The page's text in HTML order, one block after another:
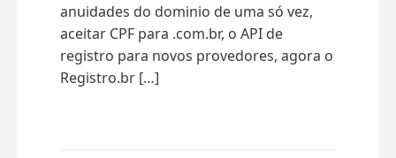
anuidades do dominio de uma só vez,
aceitar CPF para .com.br, o API de
registro para novos provedores, agora o
Registro.br […]